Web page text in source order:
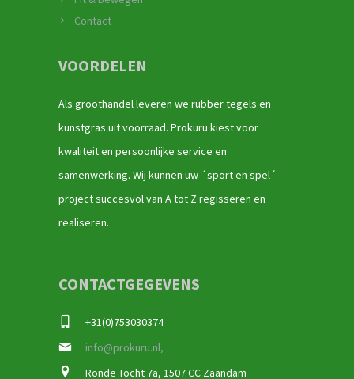
Contact
VOORDELEN
Als groothandel leveren we rubber tegels en
kunstgras uit voorraad. Prokuru kiest voor
kwaliteit en persoonlijke service en
samenwerking. Wij kunnen uw ´sport en spel´
project succesvol van A tot Z regisseren en
realiseren.
CONTACTGEGEVENS
+31(0)753030374
info@prokuru.nl,
Ronde Tocht 7a, 1507 CC Zaandam